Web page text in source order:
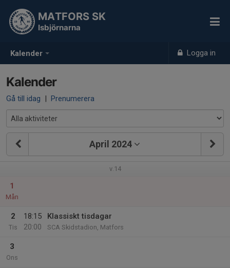
Kalender Logga in
MATFORS SK
Isbjörnarna
Kalender
Gå till idag | Prenumerera
April 2024
v.14
1
Mån
2
Tis
18:15
20:00
Klassiskt tisdagar
SCA Skidstadion, Matfors
3
Ons